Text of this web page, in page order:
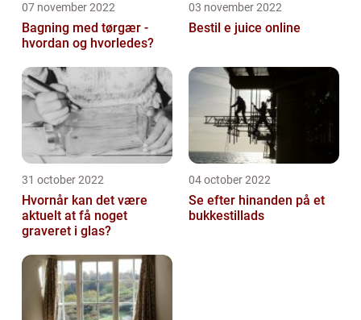
07 november 2022
Bagning med tørgær -
hvordan og hvorledes?
03 november 2022
Bestil e juice online
31 october 2022
Hvornår kan det være
aktuelt at få noget
graveret i glas?
04 october 2022
Se efter hinanden på et
bukkestillads